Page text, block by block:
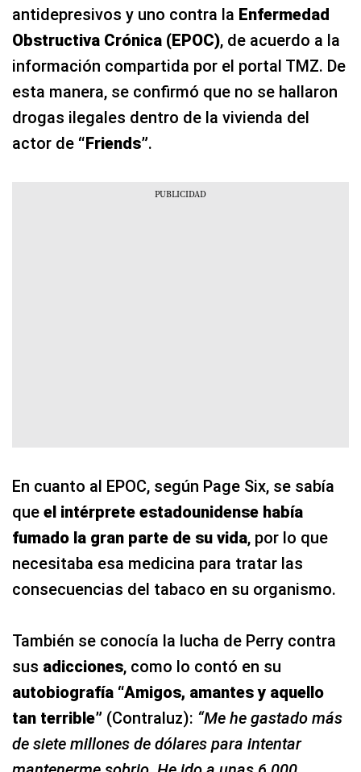
antidepresivos y uno contra la Enfermedad
Obstructiva Crónica (EPOC), de acuerdo a la
información compartida por el portal TMZ. De
esta manera, se confirmó que no se hallaron
drogas ilegales dentro de la vivienda del
actor de “Friends”.
En cuanto al EPOC, según Page Six, se sabía
que el intérprete estadounidense había
fumado la gran parte de su vida, por lo que
necesitaba esa medicina para tratar las
consecuencias del tabaco en su organismo.
También se conocía la lucha de Perry contra
sus adicciones, como lo contó en su
autobiografía “Amigos, amantes y aquello
tan terrible” (Contraluz): “Me he gastado más
de siete millones de dólares para intentar